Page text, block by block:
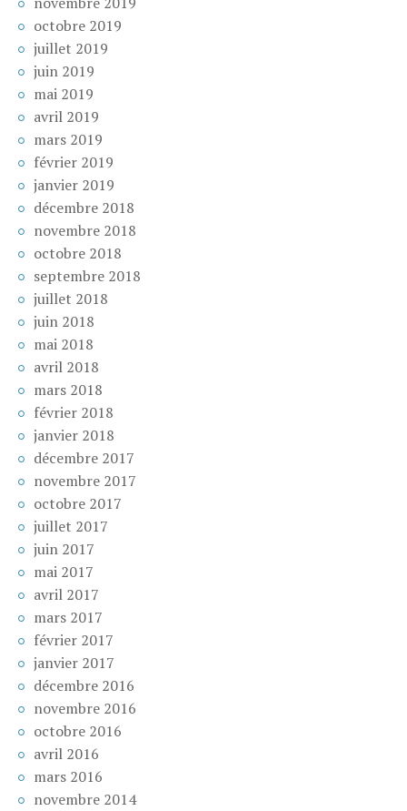
octobre 2019
juillet 2019
juin 2019
mai 2019
avril 2019
mars 2019
février 2019
janvier 2019
décembre 2018
novembre 2018
octobre 2018
septembre 2018
juillet 2018
juin 2018
mai 2018
avril 2018
mars 2018
février 2018
janvier 2018
décembre 2017
novembre 2017
octobre 2017
juillet 2017
juin 2017
mai 2017
avril 2017
mars 2017
février 2017
janvier 2017
décembre 2016
novembre 2016
octobre 2016
avril 2016
mars 2016
novembre 2014